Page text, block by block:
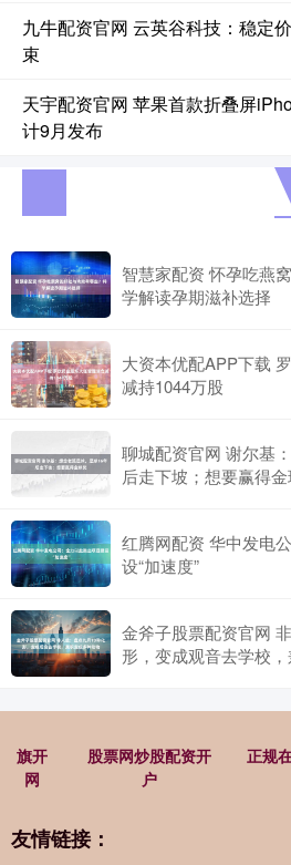
九牛配资官网 云英谷科技：稳定
束
天宇配资官网 苹果首款折叠屏
计9月发布
智慧家配资 怀孕吃燕
学解读孕期滋补选择
大资本优配APP下载
减持1044万股
聊城配资官网 谢尔基
后走下坡；想要赢得
红腾网配资 华中发电
设“加速度”
金斧子股票配资官网
形，变成观音去学校
旗开
网
股票网炒股配资开
户
正规
友情链接：